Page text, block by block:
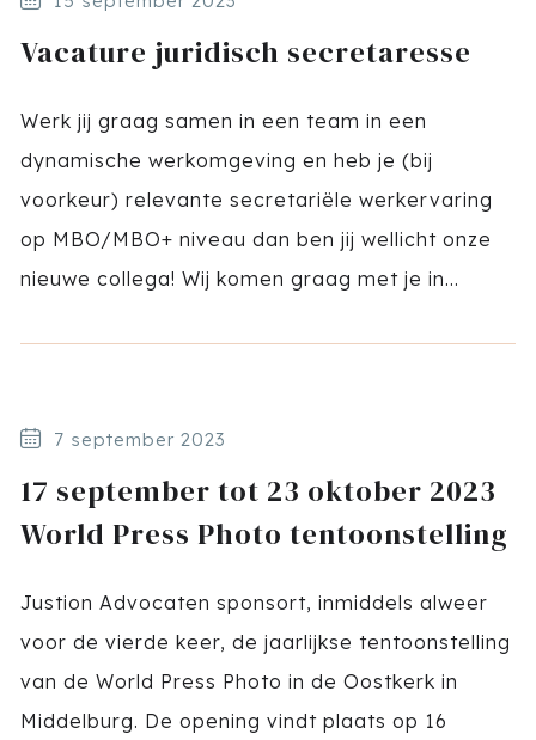
Vacature juridisch secretaresse
Werk jij graag samen in een team in een
dynamische werkomgeving en heb je (bij
voorkeur) relevante secretariële werkervaring
op MBO/MBO+ niveau dan ben jij wellicht onze
nieuwe collega! Wij komen graag met je in...
7 september 2023
17 september tot 23 oktober 2023
World Press Photo tentoonstelling
Justion Advocaten sponsort, inmiddels alweer
voor de vierde keer, de jaarlijkse tentoonstelling
van de World Press Photo in de Oostkerk in
Middelburg. De opening vindt plaats op 16